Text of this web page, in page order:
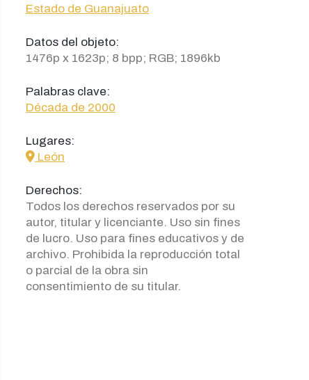
Estado de Guanajuato
Datos del objeto:
1476p x 1623p; 8 bpp; RGB; 1896kb
Palabras clave:
Década de 2000
Lugares:
icon
León
Derechos:
Todos los derechos reservados por su
autor, titular y licenciante. Uso sin fines
de lucro. Uso para fines educativos y de
archivo. Prohibida la reproducción total
o parcial de la obra sin
consentimiento de su titular.